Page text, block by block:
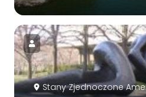
Stany Zjednoczone